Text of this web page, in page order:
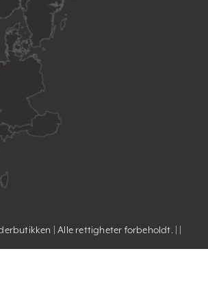
| Alle rettigheter forbeholdt. | |